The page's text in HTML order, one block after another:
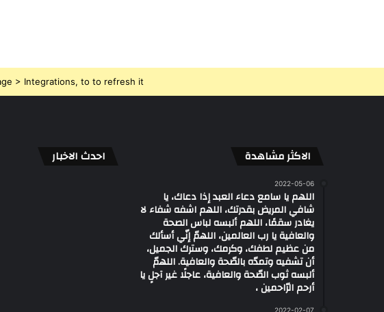
> Integrations, to to refresh it.
الاكثر مشاهدة
2022-05-06
اللهم يا سامع دعاء العبد إذا دعاك، يا
شافي المريض بقدرتك، اللهم اشفه شفاء لا
يغادر سقمًا، اللهم ألبسه لباس الصحة
والعافية يا رب العالمين، اللهمّ إنّي أسألك
من عظيم لطفك، وكرمك، وسترك الجميل،
أن تشفيه وتمدّه بالصّحة والعافية. اللهمّ
ألبسه ثوب الصّحة والعافية، عاجلًا غير آجلٍ يا
أرحم الرّاحمين ،
2022-02-07
احدث الاخبار